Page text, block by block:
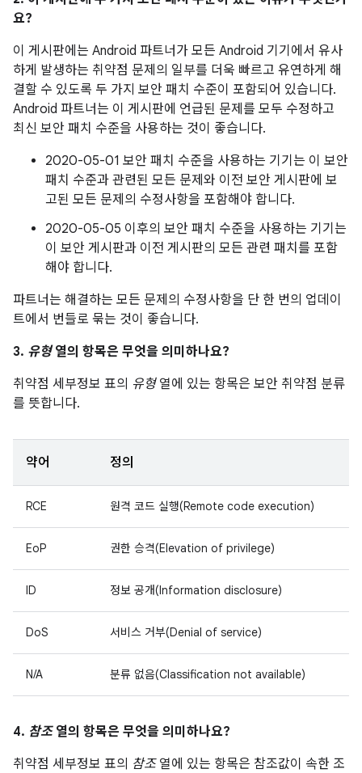
요?
이 게시판에는 Android 파트너가 모든 Android 기기에서 유사
하게 발생하는 취약점 문제의 일부를 더욱 빠르고 유연하게 해
결할 수 있도록 두 가지 보안 패치 수준이 포함되어 있습니다.
Android 파트너는 이 게시판에 언급된 문제를 모두 수정하고
최신 보안 패치 수준을 사용하는 것이 좋습니다.
2020-05-01 보안 패치 수준을 사용하는 기기는 이 보안
패치 수준과 관련된 모든 문제와 이전 보안 게시판에 보
고된 모든 문제의 수정사항을 포함해야 합니다.
2020-05-05 이후의 보안 패치 수준을 사용하는 기기는
이 보안 게시판과 이전 게시판의 모든 관련 패치를 포함
해야 합니다.
파트너는 해결하는 모든 문제의 수정사항을 단 한 번의 업데이
트에서 번들로 묶는 것이 좋습니다.
3. 유형열의 항목은 무엇을 의미하나요?
취약점 세부정보 표의 유형열에 있는 항목은 보안 취약점 분류
를 뜻합니다.
약어 정의
RCE 원격 코드 실행(Remote code execution)
EoP 권한 승격(Elevation of privilege)
ID 정보 공개(Information disclosure)
DoS 서비스 거부(Denial of service)
N/A 분류 없음(Classification not available)
4. 참조열의 항목은 무엇을 의미하나요?
취약점 세부정보 표의 참조열에 있는 항목은 참조값이 속한 조